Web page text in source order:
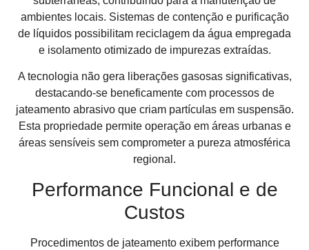
ambientes locais. Sistemas de contenção e purificação
de líquidos possibilitam reciclagem da água empregada
e isolamento otimizado de impurezas extraídas.
A tecnologia não gera liberações gasosas significativas,
destacando-se beneficamente com processos de
jateamento abrasivo que criam partículas em suspensão.
Esta propriedade permite operação em áreas urbanas e
áreas sensíveis sem comprometer a pureza atmosférica
regional.
Performance Funcional e de
Custos
Procedimentos de jateamento exibem performance